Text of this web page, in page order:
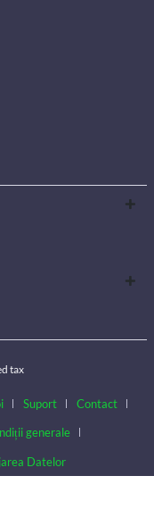
tax
Suport
Contact
generale
Datelor